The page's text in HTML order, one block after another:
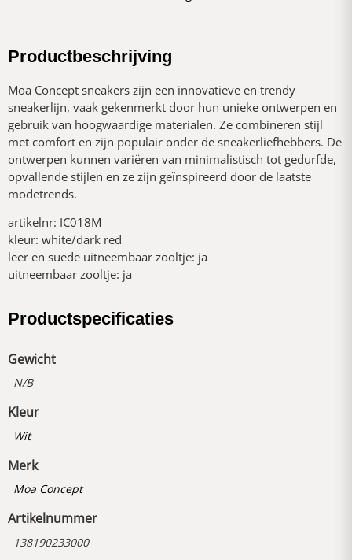
Productbeschrijving
Moa Concept sneakers zijn een innovatieve en trendy
sneakerlijn, vaak gekenmerkt door hun unieke ontwerpen en
gebruik van hoogwaardige materialen. Ze combineren stijl
met comfort en zijn populair onder de sneakerliefhebbers. De
ontwerpen kunnen variëren van minimalistisch tot gedurfde,
opvallende stijlen en ze zijn geïnspireerd door de laatste
modetrends.
artikelnr: IC018M
kleur: white/dark red
leer en suede uitneembaar zooltje: ja
uitneembaar zooltje: ja
Productspecificaties
Gewicht
N/B
Kleur
Wit
Merk
Moa Concept
Artikelnummer
138190233000